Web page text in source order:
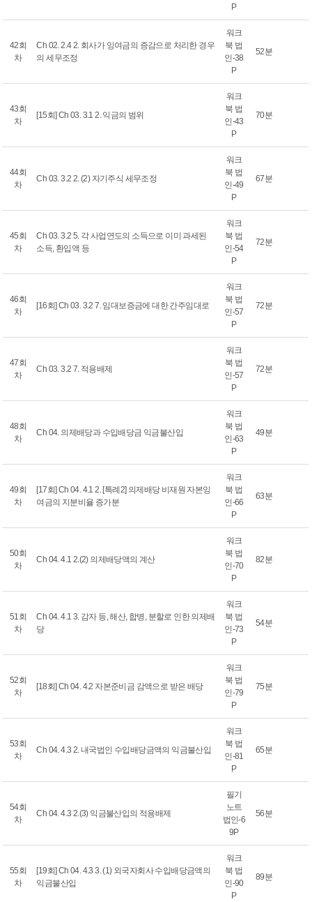
P
42회
차
Ch 02. 2.4 2. 회사가 잉여금의 증감으로 처리한 경우
의 세무조정
워크
북 법
인-38
P
52분
43회
차
[15회] Ch 03. 3.1 2. 익금의 범위
워크
북 법
인-43
P
70분
44회
차
Ch 03. 3.2 2. (2) 자기주식 세무조정
워크
북 법
인-49
P
67분
45회
차
Ch 03. 3.2 5. 각 사업연도의 소득으로 이미 과세된
소득, 환입액 등
워크
북 법
인-54
P
72분
46회
차
[16회] Ch 03. 3.2 7. 임대보증금에 대한 간주임대로
워크
북 법
인-57
P
72분
47회
차
Ch 03. 3.2 7. 적용배제
워크
북 법
인-57
P
72분
48회
차
Ch 04. 의제배당과 수입배당금 익금불산입
워크
북 법
인-63
P
49분
49회
차
[17회] Ch 04. 4.1 2. [특례2] 의제배당 비재원 자본잉
여금의 지분비율 증가분
워크
북 법
인-66
P
63분
50회
차
Ch 04. 4.1 2.(2) 의제배당액의 계산
워크
북 법
인-70
P
82분
51회
차
Ch 04. 4.1 3. 감자 등, 해산, 합병, 분할로 인한 의제배
당
워크
북 법
인-73
P
54분
52회
차
[18회] Ch 04. 4.2 자본준비금 감액으로 받은 배당
워크
북 법
인-79
P
75분
53회
차
Ch 04. 4.3 2. 내국법인 수입배당금액의 익금불산입
워크
북 법
인-81
P
65분
54회
차
Ch 04. 4.3 2.(3) 익금불산입의 적용배제
필기
노트
법인-6
9P
56분
55회
차
[19회] Ch 04. 4.3 3. (1) 외국자회사 수입배당금액의
익금불산입
워크
북 법
인-90
P
89분